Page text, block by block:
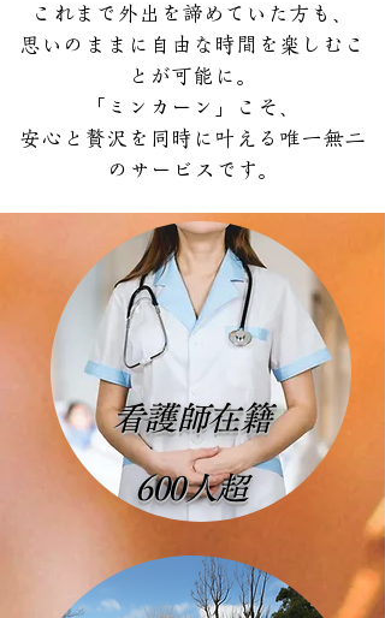
これまで外出を諦めていた方も、
思いのままに自由な時間を楽しむこ
とが可能に。
「ミンカーン」こそ、
安心と贅沢を同時に叶える唯一無二
のサービスです。
看護師在籍
600人超